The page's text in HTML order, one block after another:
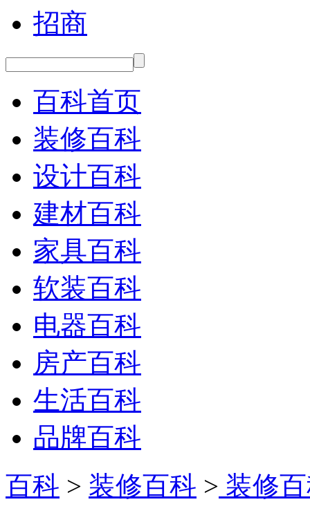
招商
百科首页
装修百科
设计百科
建材百科
家具百科
软装百科
电器百科
房产百科
生活百科
品牌百科
百科 > 装修百科 > 装修